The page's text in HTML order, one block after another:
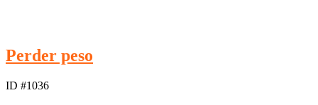
Perder peso
ID #1036